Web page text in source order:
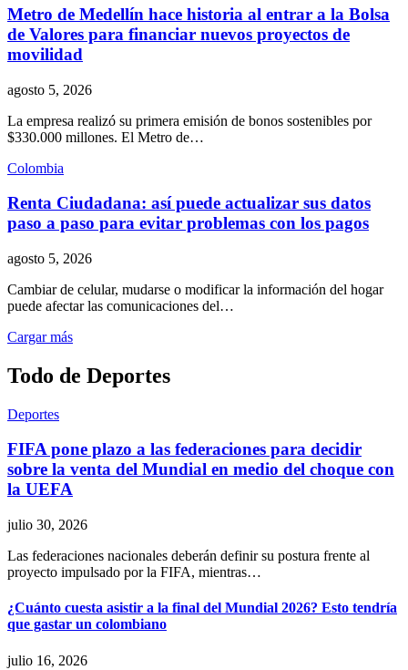
Metro de Medellín hace historia al entrar a la Bolsa
de Valores para financiar nuevos proyectos de
movilidad
agosto 5, 2026
La empresa realizó su primera emisión de bonos sostenibles por
$330.000 millones. El Metro de…
Colombia
Renta Ciudadana: así puede actualizar sus datos
paso a paso para evitar problemas con los pagos
agosto 5, 2026
Cambiar de celular, mudarse o modificar la información del hogar
puede afectar las comunicaciones del…
Cargar más
Todo de Deportes
Deportes
FIFA pone plazo a las federaciones para decidir
sobre la venta del Mundial en medio del choque con
la UEFA
julio 30, 2026
Las federaciones nacionales deberán definir su postura frente al
proyecto impulsado por la FIFA, mientras…
¿Cuánto cuesta asistir a la final del Mundial 2026? Esto tendría
que gastar un colombiano
julio 16, 2026